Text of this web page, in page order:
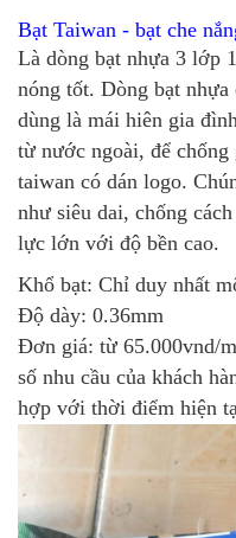
Bạt Taiwan - bạt che
Là dòng bạt nhựa 3 lớp
nóng tốt. Dòng bạt nhựa
dùng là mái hiên gia
từ nước ngoài, để
taiwan có dán logo.
như siêu dai, chống
lực lớn với độ bền cao.
Khổ bạt: Chỉ duy nhất
Độ dày: 0.36mm
Đơn giá: từ 65.000vnd/
số nhu cầu của khách
hợp với thời điểm hiện